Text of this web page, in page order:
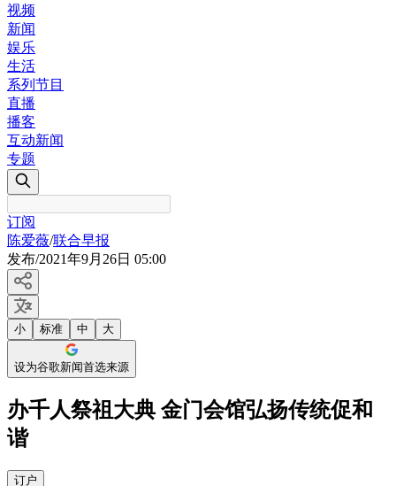
视频
新闻
娱乐
生活
系列节目
直播
播客
互动新闻
专题
订阅
陈爱薇/联合早报
发布/2021年9月26日 05:00
小 标准 中 大
设为谷歌新闻首选来源
办千人祭祖大典 金门会馆弘扬传统促和
谐
订户